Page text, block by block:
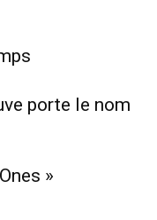
porte le nom
»